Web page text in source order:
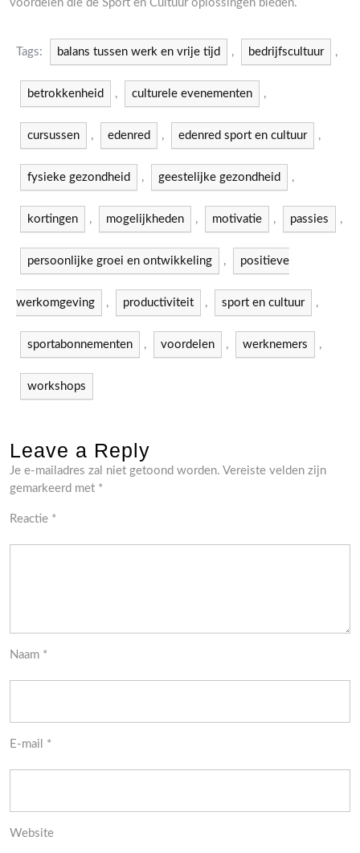
voordelen die de Sport en Cultuur oplossingen bieden.
Tags: balans tussen werk en vrije tijd , bedrijfscultuur ,
betrokkenheid , culturele evenementen ,
cursussen , edenred , edenred sport en cultuur ,
fysieke gezondheid , geestelijke gezondheid ,
kortingen , mogelijkheden , motivatie , passies ,
persoonlijke groei en ontwikkeling , positieve
werkomgeving , productiviteit , sport en cultuur ,
sportabonnementen , voordelen , werknemers ,
workshops
Leave a Reply
Je e-mailadres zal niet getoond worden. Vereiste velden zijn
gemarkeerd met *
Reactie *
Naam *
E-mail *
Website